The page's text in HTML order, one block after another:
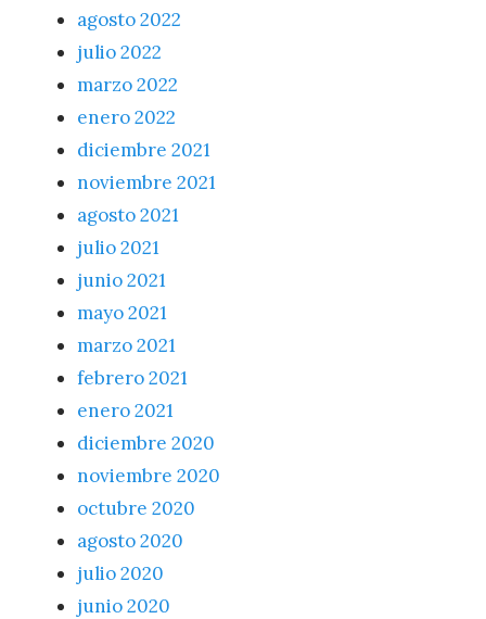
agosto 2022
julio 2022
marzo 2022
enero 2022
diciembre 2021
noviembre 2021
agosto 2021
julio 2021
junio 2021
mayo 2021
marzo 2021
febrero 2021
enero 2021
diciembre 2020
noviembre 2020
octubre 2020
agosto 2020
julio 2020
junio 2020